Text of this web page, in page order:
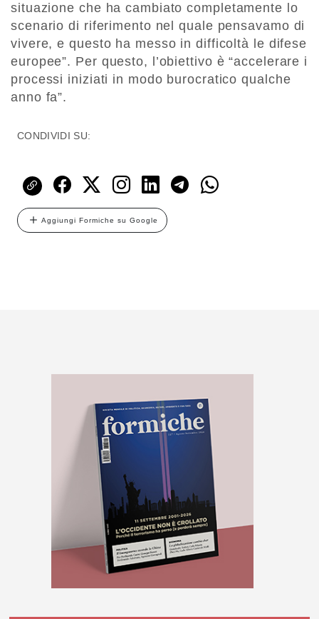
situazione che ha cambiato completamente lo
scenario di riferimento nel quale pensavamo di
vivere, e questo ha messo in difficoltà le difese
europee”. Per questo, l’obiettivo è “accelerare i
processi iniziati in modo burocratico qualche
anno fa”.
CONDIVIDI SU:
Aggiungi Formiche su Google